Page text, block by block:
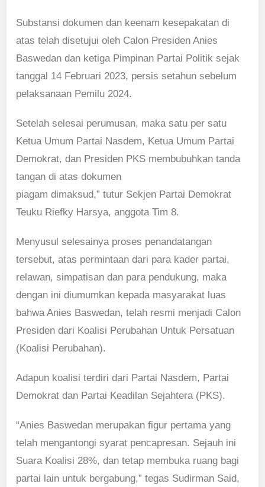
Substansi dokumen dan keenam kesepakatan di
atas telah disetujui oleh Calon Presiden Anies
Baswedan dan ketiga Pimpinan Partai Politik sejak
tanggal 14 Februari 2023, persis setahun sebelum
pelaksanaan Pemilu 2024.
Setelah selesai perumusan, maka satu per satu
Ketua Umum Partai Nasdem, Ketua Umum Partai
Demokrat, dan Presiden PKS membubuhkan tanda
tangan di atas dokumen
piagam dimaksud,” tutur Sekjen Partai Demokrat
Teuku Riefky Harsya, anggota Tim 8.
Menyusul selesainya proses penandatangan
tersebut, atas permintaan dari para kader partai,
relawan, simpatisan dan para pendukung, maka
dengan ini diumumkan kepada masyarakat luas
bahwa Anies Baswedan, telah resmi menjadi Calon
Presiden dari Koalisi Perubahan Untuk Persatuan
(Koalisi Perubahan).
Adapun koalisi terdiri dari Partai Nasdem, Partai
Demokrat dan Partai Keadilan Sejahtera (PKS).
“Anies Baswedan merupakan figur pertama yang
telah mengantongi syarat pencapresan. Sejauh ini
Suara Koalisi 28%, dan tetap membuka ruang bagi
partai lain untuk bergabung,” tegas Sudirman Said,